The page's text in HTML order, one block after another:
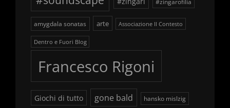
#zingarofilia
amygdala sonatas arte Associazione Il Contesto
Dentro e Fuori Blog
Francesco Rigoni
Giochi di tutto gone bald hansko mislzig